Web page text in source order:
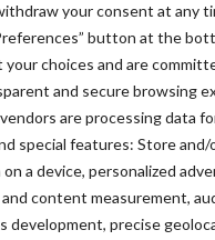
your consent at any
button at the
your choices and are
and secure browsing
are processing data
special features: Store and/
a device, personalized
content measurement,
development, precise
des machines, ce qui
réparations plus rapides,